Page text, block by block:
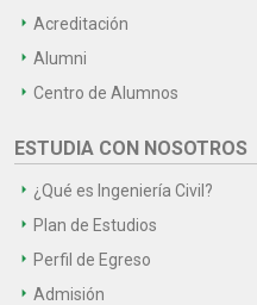
Acreditación
Alumni
Centro de Alumnos
ESTUDIA CON NOSOTROS
¿Qué es Ingeniería Civil?
Plan de Estudios
Perfil de Egreso
Admisión